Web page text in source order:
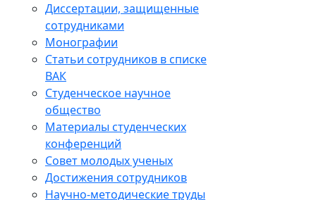
Диссертации, защищенные
сотрудниками
Монографии
Статьи сотрудников в списке
ВАК
Студенческое научное
общество
Материалы студенческих
конференций
Совет молодых ученых
Достижения сотрудников
Научно-методические труды